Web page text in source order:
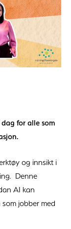
for alle som
og innsikt i
Denne
AI kan
jobber med